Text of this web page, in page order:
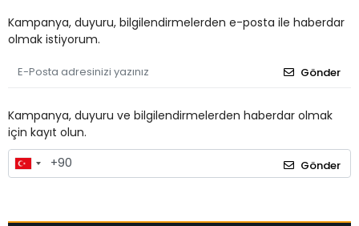
Kampanya, duyuru, bilgilendirmelerden e-posta ile haberdar
olmak istiyorum.
Gönder
Kampanya, duyuru ve bilgilendirmelerden haberdar olmak
için kayıt olun.
Gönder